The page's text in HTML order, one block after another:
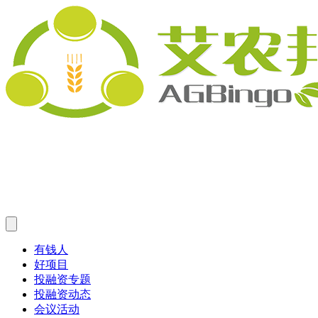
有钱人
好项目
投融资专题
投融资动态
会议活动